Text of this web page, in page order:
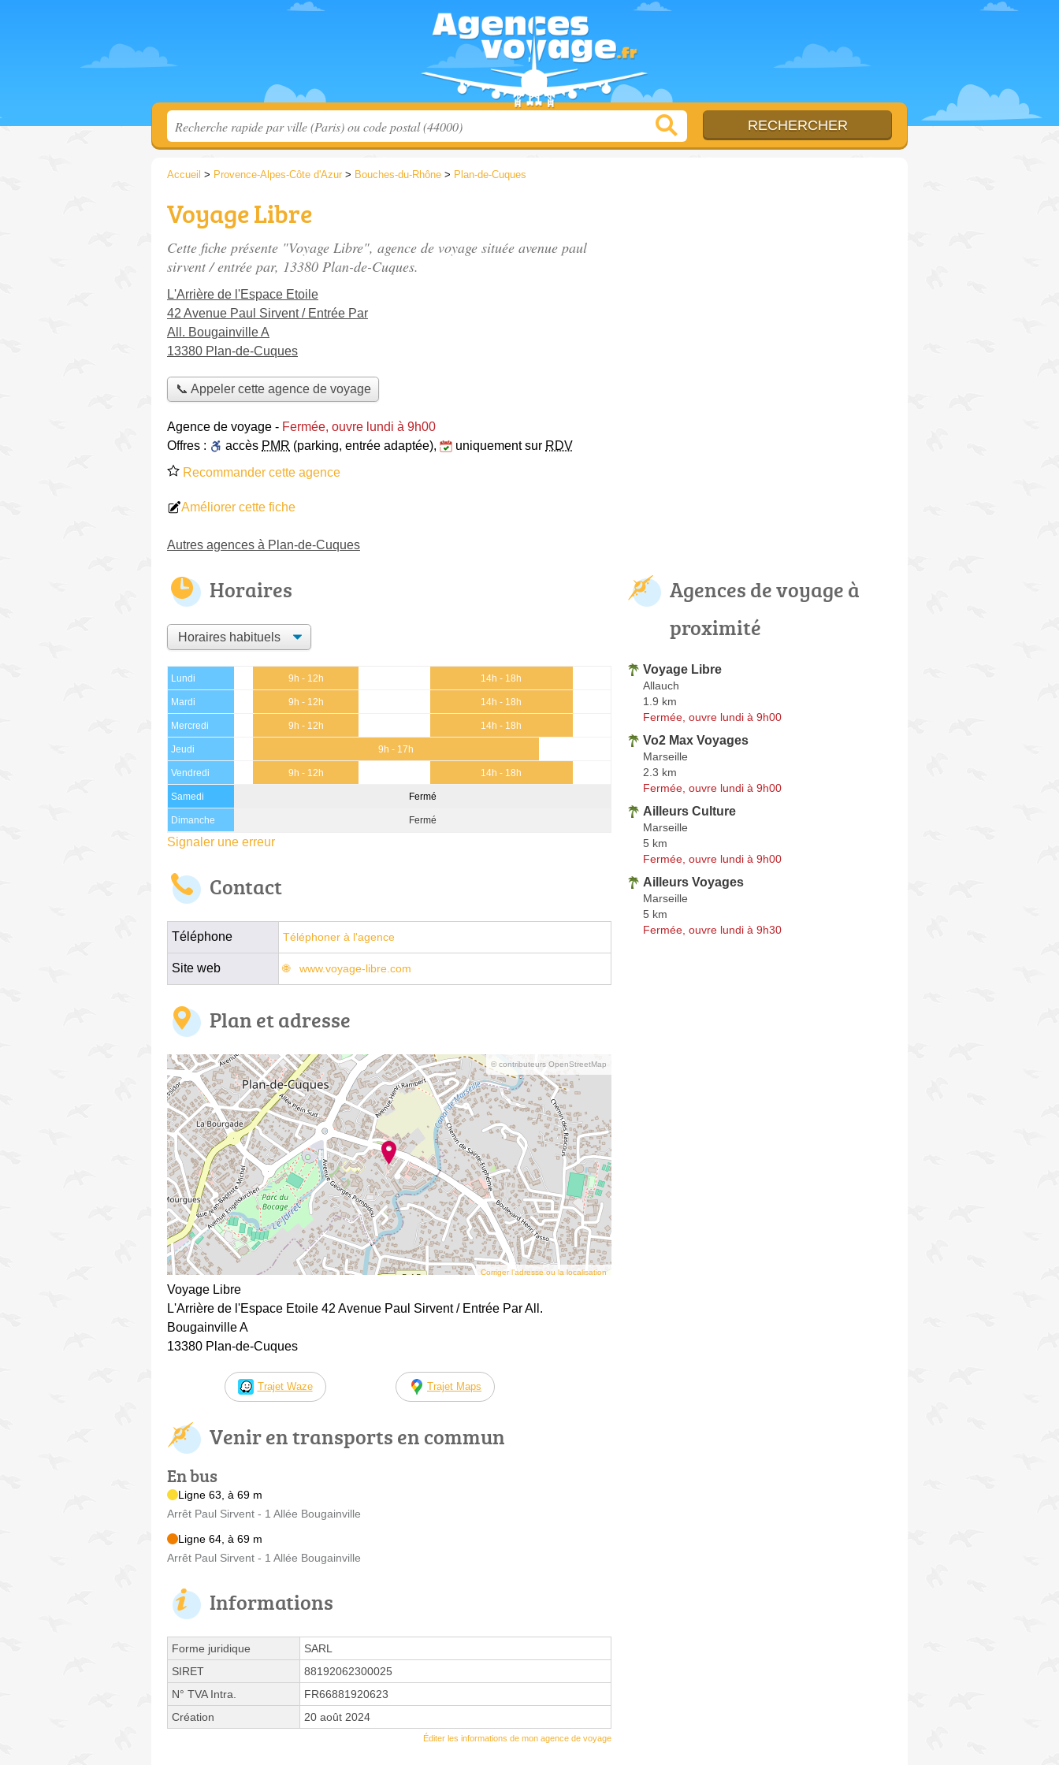
Accueil > Provence-Alpes-Côte d'Azur > Bouches-du-Rhône > Plan-de-Cuques
Voyage Libre
Cette fiche présente "Voyage Libre", agence de voyage située avenue paul
sirvent / entrée par, 13380 Plan-de-Cuques.
L'Arrière de l'Espace Etoile
42 Avenue Paul Sirvent / Entrée Par
All. Bougainville A
13380 Plan-de-Cuques
📞 Appeler cette agence de voyage
Agence de voyage - Fermée, ouvre lundi à 9h00
Offres :
accès PMR (parking, entrée adaptée), uniquement sur RDV
Recommander cette agence
Améliorer cette fiche
Autres agences à Plan-de-Cuques
Horaires
Lundi 9h - 12h 14h - 18h
Mardi 9h - 12h 14h - 18h
Mercredi 9h - 12h 14h - 18h
Jeudi 9h - 17h
Vendredi 9h - 12h 14h - 18h
Samedi Fermé
Dimanche Fermé
Signaler une erreur
Contact
Téléphone Téléphoner à l'agence
Site web www.voyage-libre.com
Plan et adresse
© contributeurs OpenStreetMap
Corriger l’adresse ou la localisation
Voyage Libre
L'Arrière de l'Espace Etoile 42 Avenue Paul Sirvent / Entrée Par All.
Bougainville A
13380 Plan-de-Cuques
Trajet Waze Trajet Maps
Venir en transports en commun
En bus
Ligne 63, à 69 m
Arrêt Paul Sirvent - 1 Allée Bougainville
Ligne 64, à 69 m
Arrêt Paul Sirvent - 1 Allée Bougainville
Informations
Forme juridique
SARL
SIRET
88192062300025
N° TVA Intra.
FR66881920623
Création
20 août 2024
Éditer les informations de mon agence de voyage
Agences de voyage à
proximité
Voyage Libre
Allauch
1.9 km
Fermée, ouvre lundi à 9h00
Vo2 Max Voyages
Marseille
2.3 km
Fermée, ouvre lundi à 9h00
Ailleurs Culture
Marseille
5 km
Fermée, ouvre lundi à 9h00
Ailleurs Voyages
Marseille
5 km
Fermée, ouvre lundi à 9h30